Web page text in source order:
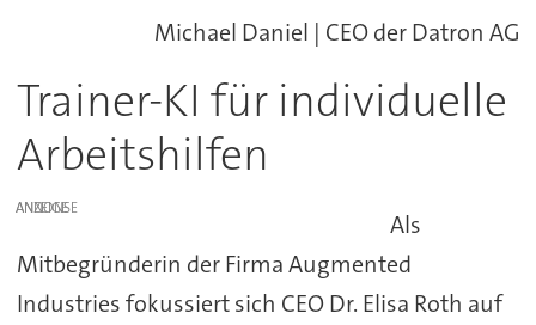
Michael Daniel | CEO der Datron AG
Trainer-KI für individuelle
Arbeitshilfen
ANZEIGE
Als
Mitbegründerin der Firma Augmented
Industries fokussiert sich CEO Dr. Elisa Roth auf